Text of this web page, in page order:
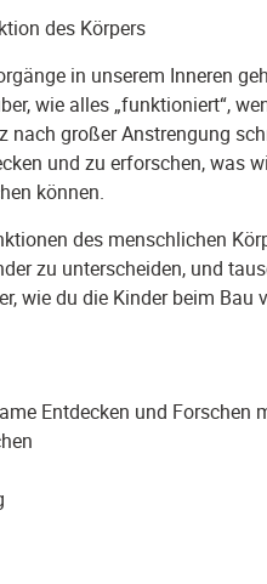
des Körpers
in unserem Inneren
wie alles „funktioniert“,
großer Anstrengung
und zu erforschen, was
können.
des menschlichen
zu unterscheiden, und
wie du die Kinder beim
Entdecken und Forschen